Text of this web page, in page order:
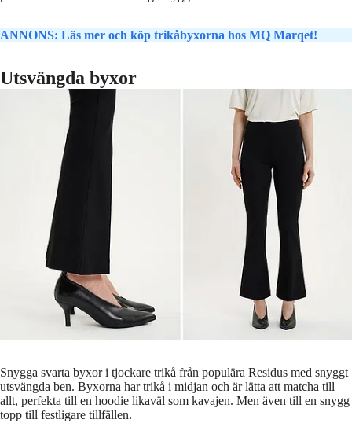
ANNONS: Läs mer och köp trikåbyxorna hos MQ Marqet!
Utsvängda byxor
Snygga svarta byxor i tjockare trikå från populära Residus med snyggt
utsvängda ben. Byxorna har trikå i midjan och är lätta att matcha till
allt, perfekta till en hoodie likaväl som kavajen. Men även till en snygg
topp till festligare tillfällen.